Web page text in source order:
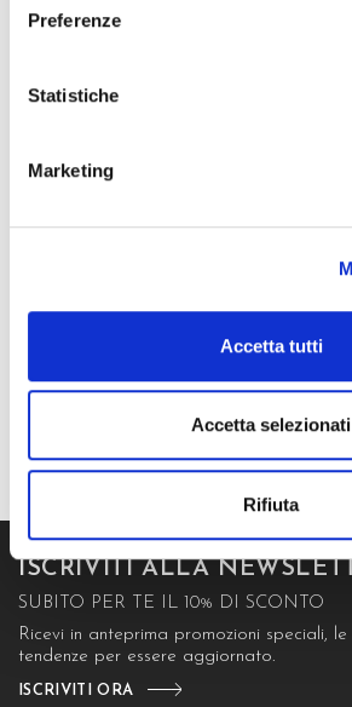
Preferenze
Statistiche
Marketing
Accetta tutti
Accetta selezionati
Rifiuta
POTREBBERO PIACERTI ANCHE
21,00 €
ISCRIVITI ALLA
SUBITO PER TE IL 10% DI SCONTO
Ricevi in anteprima promozioni speciali,
tendenze per essere aggiornato.
ISCRIVITI ORA